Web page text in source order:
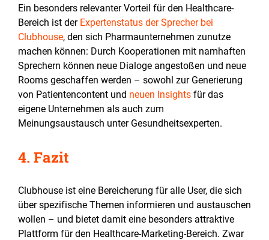
Ein besonders relevanter Vorteil für den Healthcare-
Bereich ist der Expertenstatus der Sprecher bei
Clubhouse, den sich Pharmaunternehmen zunutze
machen können: Durch Kooperationen mit namhaften
Sprechern können neue Dialoge angestoßen und neue
Rooms geschaffen werden – sowohl zur Generierung
von Patientencontent und neuen Insights für das
eigene Unternehmen als auch zum
Meinungsaustausch unter Gesundheitsexperten.
4. Fazit
Clubhouse ist eine Bereicherung für alle User, die sich
über spezifische Themen informieren und austauschen
wollen – und bietet damit eine besonders attraktive
Plattform für den Healthcare-Marketing-Bereich. Zwar